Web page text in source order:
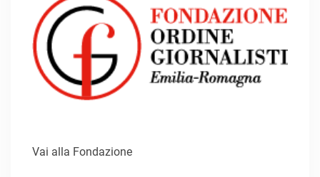
Vai alla Fondazione